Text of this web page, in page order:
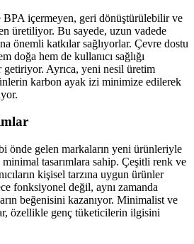
içermeyen, geri dönüştürülebilir ve
üretiliyor. Bu sayede, uzun vadede
önemli katkılar sağlıyorlar. Çevre dostu
doğa hem de kullanıcı sağlığı
getiriyor. Ayrıca, yeni nesil üretim
karbon ayak izi minimize edilerek
önde gelen markaların yeni ürünleriyle
tasarımlara sahip. Çeşitli renk ve
kişisel tarzına uygun ürünler
fonksiyonel değil, aynı zamanda
beğenisini kazanıyor. Minimalist ve
özellikle genç tüketicilerin ilgisini